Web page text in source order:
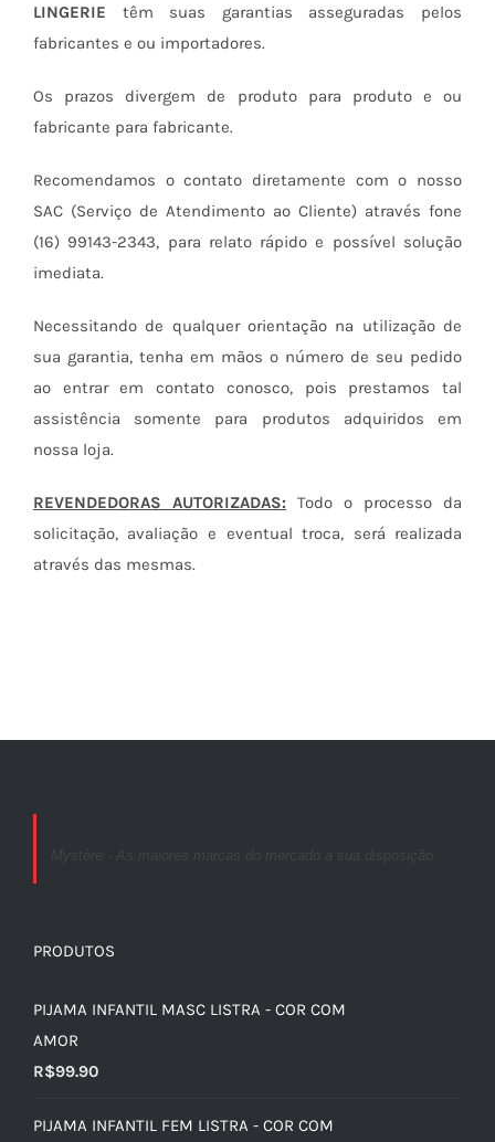
LINGERIE têm suas garantias asseguradas pelos
fabricantes e ou importadores.
Os prazos divergem de produto para produto e ou
fabricante para fabricante.
Recomendamos o contato diretamente com o nosso
SAC (Serviço de Atendimento ao Cliente) através fone
(16) 99143-2343, para relato rápido e possível solução
imediata.
Necessitando de qualquer orientação na utilização de
sua garantia, tenha em mãos o número de seu pedido
ao entrar em contato conosco, pois prestamos tal
assistência somente para produtos adquiridos em
nossa loja.
REVENDEDORAS AUTORIZADAS: Todo o processo da
solicitação, avaliação e eventual troca, será realizada
através das mesmas.
Mystère - As maiores marcas do mercado à sua disposição
PRODUTOS
PIJAMA INFANTIL MASC LISTRA - COR COM
AMOR
R$99.90
PIJAMA INFANTIL FEM LISTRA - COR COM